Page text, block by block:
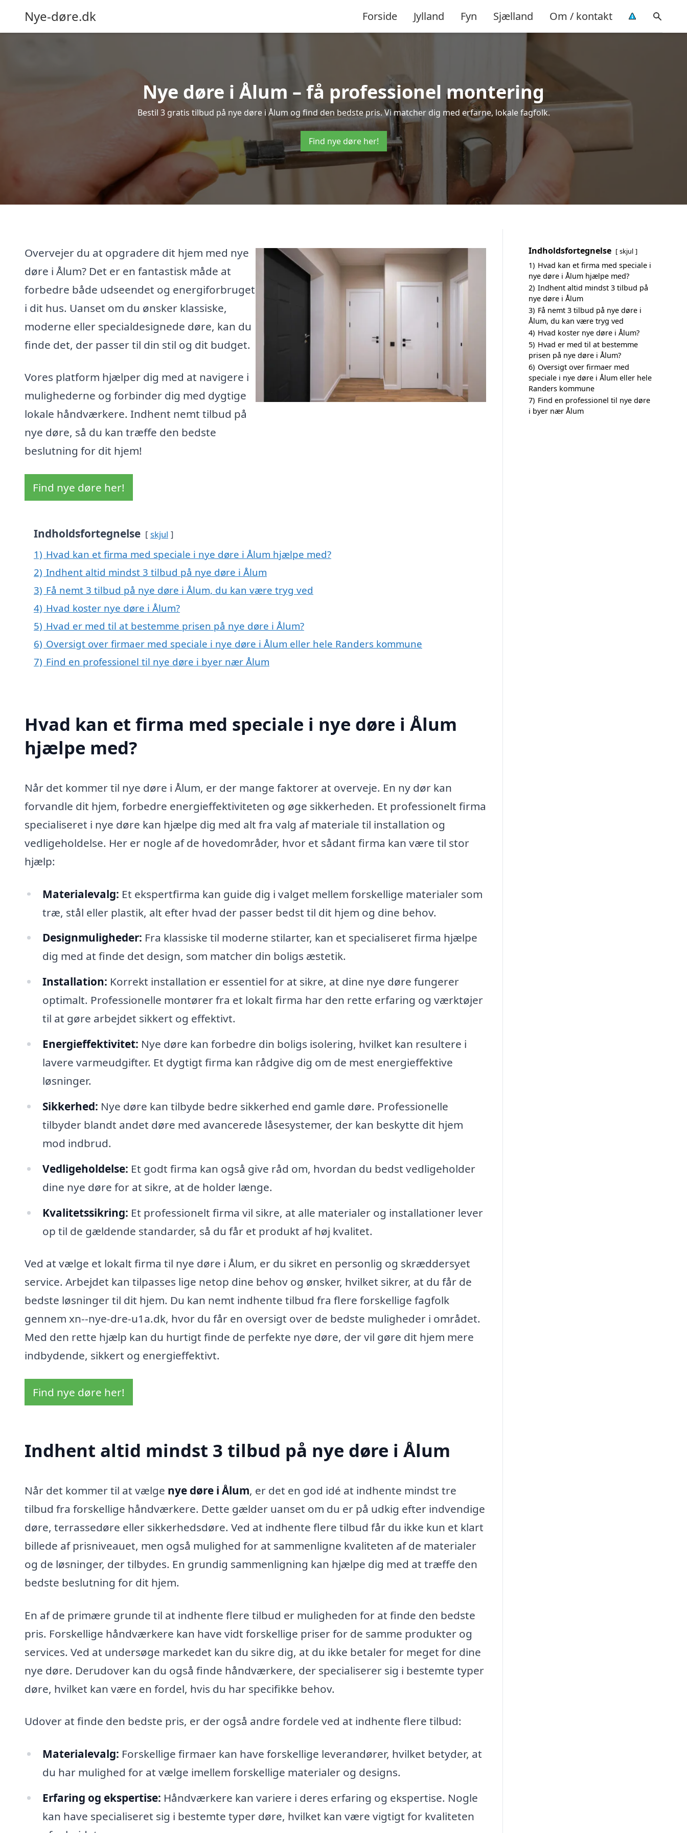
Nye-døre.dk Forside Jylland Fyn Sjælland Om / kontakt
Nye døre i Ålum – få professionel montering
Bestil 3 gratis tilbud på nye døre i Ålum og find den bedste pris. Vi matcher dig med erfarne, lokale fagfolk.
Find nye døre her!
Overvejer du at opgradere dit hjem med nye
døre i Ålum? Det er en fantastisk måde at
forbedre både udseendet og energiforbruget
i dit hus. Uanset om du ønsker klassiske,
moderne eller specialdesignede døre, kan du
finde det, der passer til din stil og dit budget.
Vores platform hjælper dig med at navigere i
mulighederne og forbinder dig med dygtige
lokale håndværkere. Indhent nemt tilbud på
nye døre, så du kan træffe den bedste
beslutning for dit hjem!
Find nye døre her!
Indholdsfortegnelse skjul
1) Hvad kan et firma med speciale i nye døre i Ålum hjælpe med?
2) Indhent altid mindst 3 tilbud på nye døre i Ålum
3) Få nemt 3 tilbud på nye døre i Ålum, du kan være tryg ved
4) Hvad koster nye døre i Ålum?
5) Hvad er med til at bestemme prisen på nye døre i Ålum?
6) Oversigt over firmaer med speciale i nye døre i Ålum eller hele Randers kommune
7) Find en professionel til nye døre i byer nær Ålum
Hvad kan et firma med speciale i nye døre i Ålum
hjælpe med?
Når det kommer til nye døre i Ålum, er der mange faktorer at overveje. En ny dør kan
forvandle dit hjem, forbedre energieffektiviteten og øge sikkerheden. Et professionelt firma
specialiseret i nye døre kan hjælpe dig med alt fra valg af materiale til installation og
vedligeholdelse. Her er nogle af de hovedområder, hvor et sådant firma kan være til stor
hjælp:
Materialevalg: Et ekspertfirma kan guide dig i valget mellem forskellige materialer som
træ, stål eller plastik, alt efter hvad der passer bedst til dit hjem og dine behov.
Designmuligheder: Fra klassiske til moderne stilarter, kan et specialiseret firma hjælpe
dig med at finde det design, som matcher din boligs æstetik.
Installation: Korrekt installation er essentiel for at sikre, at dine nye døre fungerer
optimalt. Professionelle montører fra et lokalt firma har den rette erfaring og værktøjer
til at gøre arbejdet sikkert og effektivt.
Energieffektivitet: Nye døre kan forbedre din boligs isolering, hvilket kan resultere i
lavere varmeudgifter. Et dygtigt firma kan rådgive dig om de mest energieffektive
løsninger.
Sikkerhed: Nye døre kan tilbyde bedre sikkerhed end gamle døre. Professionelle
tilbyder blandt andet døre med avancerede låsesystemer, der kan beskytte dit hjem
mod indbrud.
Vedligeholdelse: Et godt firma kan også give råd om, hvordan du bedst vedligeholder
dine nye døre for at sikre, at de holder længe.
Kvalitetssikring: Et professionelt firma vil sikre, at alle materialer og installationer lever
op til de gældende standarder, så du får et produkt af høj kvalitet.
Ved at vælge et lokalt firma til nye døre i Ålum, er du sikret en personlig og skræddersyet
service. Arbejdet kan tilpasses lige netop dine behov og ønsker, hvilket sikrer, at du får de
bedste løsninger til dit hjem. Du kan nemt indhente tilbud fra flere forskellige fagfolk
gennem xn--nye-dre-u1a.dk, hvor du får en oversigt over de bedste muligheder i området.
Med den rette hjælp kan du hurtigt finde de perfekte nye døre, der vil gøre dit hjem mere
indbydende, sikkert og energieffektivt.
Find nye døre her!
Indhent altid mindst 3 tilbud på nye døre i Ålum
Når det kommer til at vælge nye døre i Ålum, er det en god idé at indhente mindst tre
tilbud fra forskellige håndværkere. Dette gælder uanset om du er på udkig efter indvendige
døre, terrassedøre eller sikkerhedsdøre. Ved at indhente flere tilbud får du ikke kun et klart
billede af prisniveauet, men også mulighed for at sammenligne kvaliteten af de materialer
og de løsninger, der tilbydes. En grundig sammenligning kan hjælpe dig med at træffe den
bedste beslutning for dit hjem.
En af de primære grunde til at indhente flere tilbud er muligheden for at finde den bedste
pris. Forskellige håndværkere kan have vidt forskellige priser for de samme produkter og
services. Ved at undersøge markedet kan du sikre dig, at du ikke betaler for meget for dine
nye døre. Derudover kan du også finde håndværkere, der specialiserer sig i bestemte typer
døre, hvilket kan være en fordel, hvis du har specifikke behov.
Udover at finde den bedste pris, er der også andre fordele ved at indhente flere tilbud:
Materialevalg: Forskellige firmaer kan have forskellige leverandører, hvilket betyder, at
du har mulighed for at vælge imellem forskellige materialer og designs.
Erfaring og ekspertise: Håndværkere kan variere i deres erfaring og ekspertise. Nogle
kan have specialiseret sig i bestemte typer døre, hvilket kan være vigtigt for kvaliteten
Indholdsfortegnelse skjul
1) Hvad kan et firma med speciale i
nye døre i Ålum hjælpe med?
2) Indhent altid mindst 3 tilbud på
nye døre i Ålum
3) Få nemt 3 tilbud på nye døre i
Ålum, du kan være tryg ved
4) Hvad koster nye døre i Ålum?
5) Hvad er med til at bestemme
prisen på nye døre i Ålum?
6) Oversigt over firmaer med
speciale i nye døre i Ålum eller hele
Randers kommune
7) Find en professionel til nye døre
i byer nær Ålum